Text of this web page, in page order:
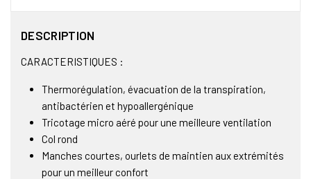
DESCRIPTION
CARACTERISTIQUES :
Thermorégulation, évacuation de la transpiration,
antibactérien et hypoallergénique
Tricotage micro aéré pour une meilleure ventilation
Col rond
Manches courtes, ourlets de maintien aux extrémités
pour un meilleur confort